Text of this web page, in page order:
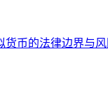
货币的法律边界与